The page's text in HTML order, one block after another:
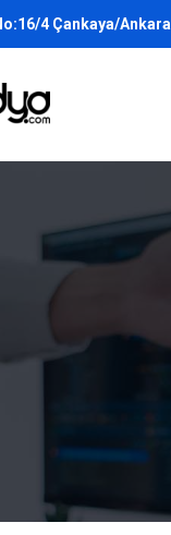
4 Çankaya/Ankara